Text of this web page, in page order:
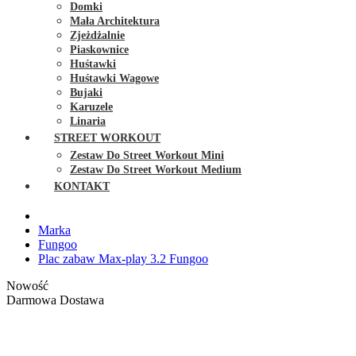
Domki
Mała Architektura
Zjeżdżalnie
Piaskownice
Huśtawki
Huśtawki Wagowe
Bujaki
Karuzele
Linaria
STREET WORKOUT
Zestaw Do Street Workout Mini
Zestaw Do Street Workout Medium
KONTAKT
Marka
Fungoo
Plac zabaw Max-play 3.2 Fungoo
Nowość
Darmowa Dostawa